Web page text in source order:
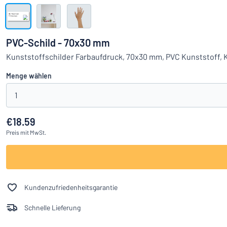
Das
Alle Kategorien anzeigen
Einloggen
Kundenservice
Privat
PVC-Schild - 70x30 mm
Kunststoffschilder Farbaufdruck, 70x30 mm, PVC Kunststoff,
Menge wählen
1
€18.59
Preis mit MwSt.
Kundenzufriedenheitsgarantie
Schnelle Lieferung